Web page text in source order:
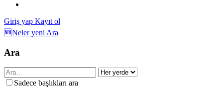
Giriş yap Kayıt ol
🆕Neler yeni Ara
Ara
Sadece başlıkları ara